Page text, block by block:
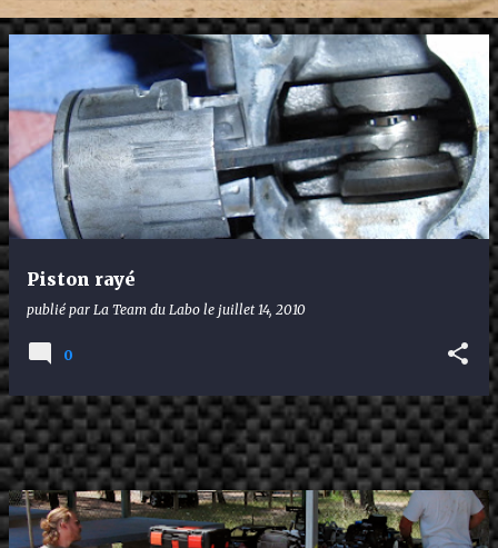
Piston rayé
publié par La Team du Labo le juillet 14, 2010
0